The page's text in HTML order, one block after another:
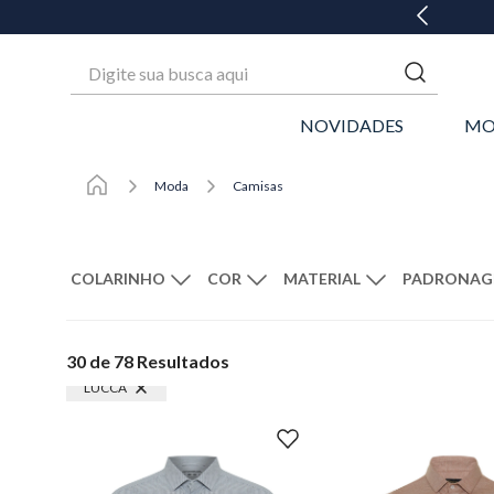
NOVIDADES
Moda Camisas
LUCCA
COLARINHO MATERIAL
30 de 78 Resultados